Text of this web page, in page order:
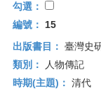
勾選：
編號：
15
出版書目： 臺灣史
類別：
人物傳記
時期(主題)： 清代